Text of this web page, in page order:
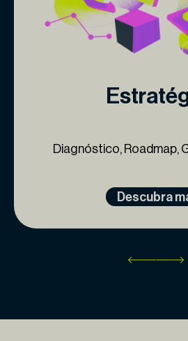
Diagnóstico, Roadmap,
Descubra